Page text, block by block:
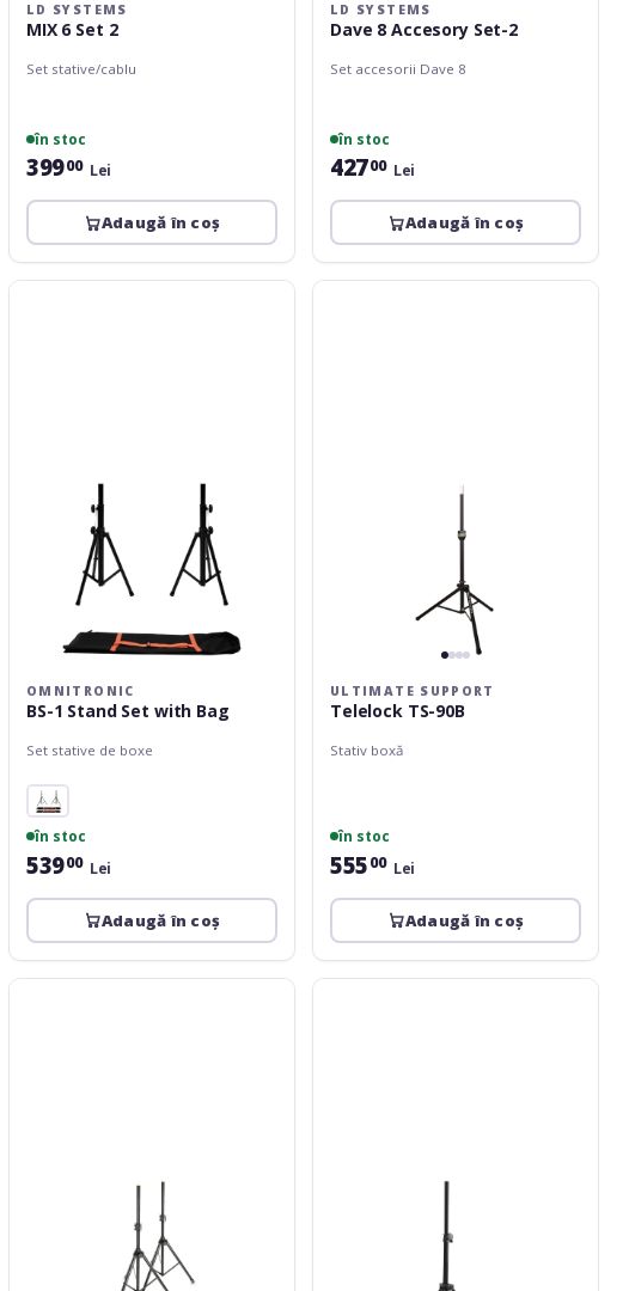
LD SYSTEMS
MIX 6 Set 2
Set stative/cablu
în stoc
39900 Lei
Adaugă în coș
LD SYSTEMS
Dave 8 Accesory Set-2
Set accesorii Dave 8
în stoc
42700 Lei
Adaugă în coș
Omnitronic
OMNITRONIC
BS-1 Stand Set with Bag
Set stative de boxe
în stoc
53900 Lei
Adaugă în coș
Ultimate
ULTIMATE SUPPORT
Telelock TS-90B
Stativ boxă
în stoc
55500 Lei
Adaugă în coș
Gravity
Athletic